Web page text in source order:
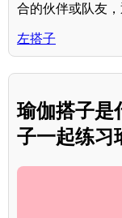
合的伙伴或队友
左搭子
瑜伽搭子是
子一起练习